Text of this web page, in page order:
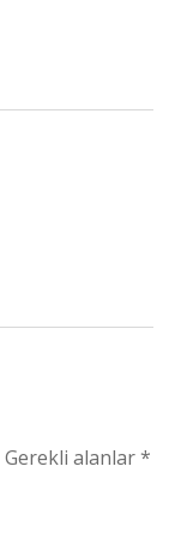
Gerekli alanlar*